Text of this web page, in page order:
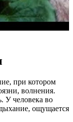
при котором
волнения.
У человека во
ощущается